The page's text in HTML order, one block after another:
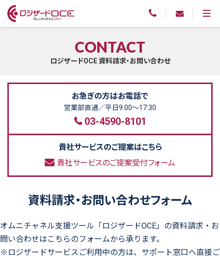
CONTACT
ロジザードOCE 資料請求・お問い合わせ
お急ぎの方はお電話で
営業部直通／平日9:00～17:30
03-4590-8101
貴社サービスのご提案はこちら
貴社サービスのご提案受付フォーム
資料請求・お問い合わせフォーム
オムニチャネル支援ツール「ロジザードOCE」の資料請求・お
問い合わせはこちらのフォームから承ります。
※ロジザードサービスご利用中の方は、サポート窓口へ直接ご